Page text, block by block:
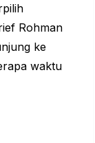
Rohman
ke
waktu